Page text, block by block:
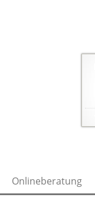
Onlineberatung